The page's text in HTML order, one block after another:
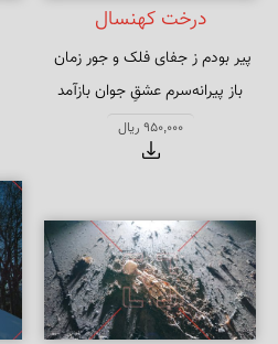
درخت کهنسال
باز پیرانه‌سرم عشقِ جوان بازآمد
950,000 ریال